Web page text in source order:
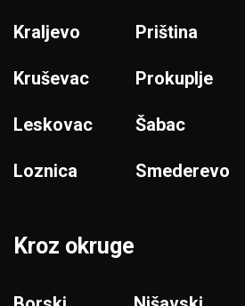
Kraljevo
Kruševac
Leskovac
Loznica
Priština
Prokuplje
Šabac
Smederevo
Kroz okruge